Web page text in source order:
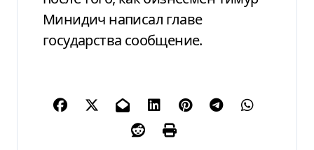
Минидич написал главе
государства сообщение.